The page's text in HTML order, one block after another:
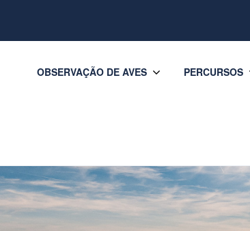
OBSERVAÇÃO DE AVES PERCURSOS